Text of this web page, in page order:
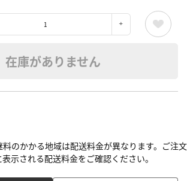
在庫がありません
のかかる地域は配送料金が異なります。ご注文
示される配送料金をご確認ください。